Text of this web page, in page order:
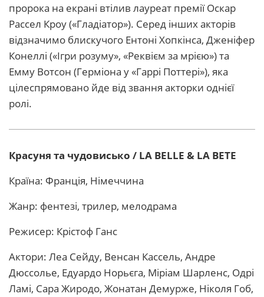
пророка на екрані втілив лауреат премії Оскар
Рассел Кроу («Гладіатор»). Серед інших акторів
відзначимо блискучого Ентоні Хопкінса, Дженіфер
Конеллі («Ігри розуму», «Реквієм за мрією») та
Емму Вотсон (Герміона у «Гаррі Поттері»), яка
цілеспрямовано йде від звання акторки однієї
ролі.
Красуня та чудовисько / LA BELLE & LA BETE
Країна: Франція, Німеччина
Жанр: фентезі, трилер, мелодрама
Режисер: Крістоф Ганс
Актори: Леа Сейду, Венсан Кассель, Андре
Дюссолье, Едуардо Норьєга, Міріам Шарленс, Одрі
Ламі, Сара Жиродо, Жонатан Демурже, Ніколя Гоб,